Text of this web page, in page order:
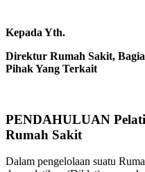
Kepada Yth.
Direktur Rumah Sakit,
Pihak Yang Terkait
PENDAHULUAN
Rumah Sakit
Dalam pengelolaan suatu